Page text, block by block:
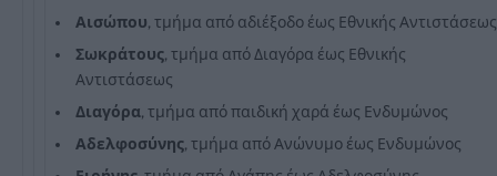
Αισώπου, τμήμα από αδιέξοδο έως Εθνικής Αντιστάσεως
Σωκράτους, τμήμα από Διαγόρα έως Εθνικής
Αντιστάσεως
Διαγόρα, τμήμα από παιδική χαρά έως Ενδυμώνος
Αδελφοσύνης, τμήμα από Ανώνυμο έως Ενδυμώνος